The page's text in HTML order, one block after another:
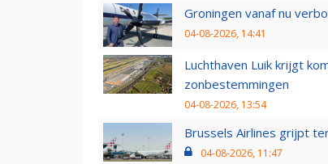
Groningen vanaf nu
04-08-2026, 14:41
Luchthaven Luik krijgt
zonbestemmingen
04-08-2026, 13:54
Brussels Airlines grijpt
04-08-2026, 11:47